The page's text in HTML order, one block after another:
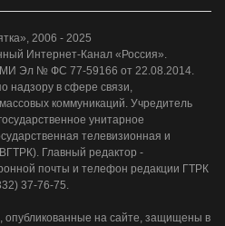
2006 - 2025
Интернет-Канал «Россия».
Эл № ФС 77-59166 от 22.08.2014.
надзору в сфере связи,
коммуникаций. Учредитель
унитарное
телевизионная и
Главный редактор -
почты и телефон редакции ГТРК
37-76-75.
на сайте, защищены в